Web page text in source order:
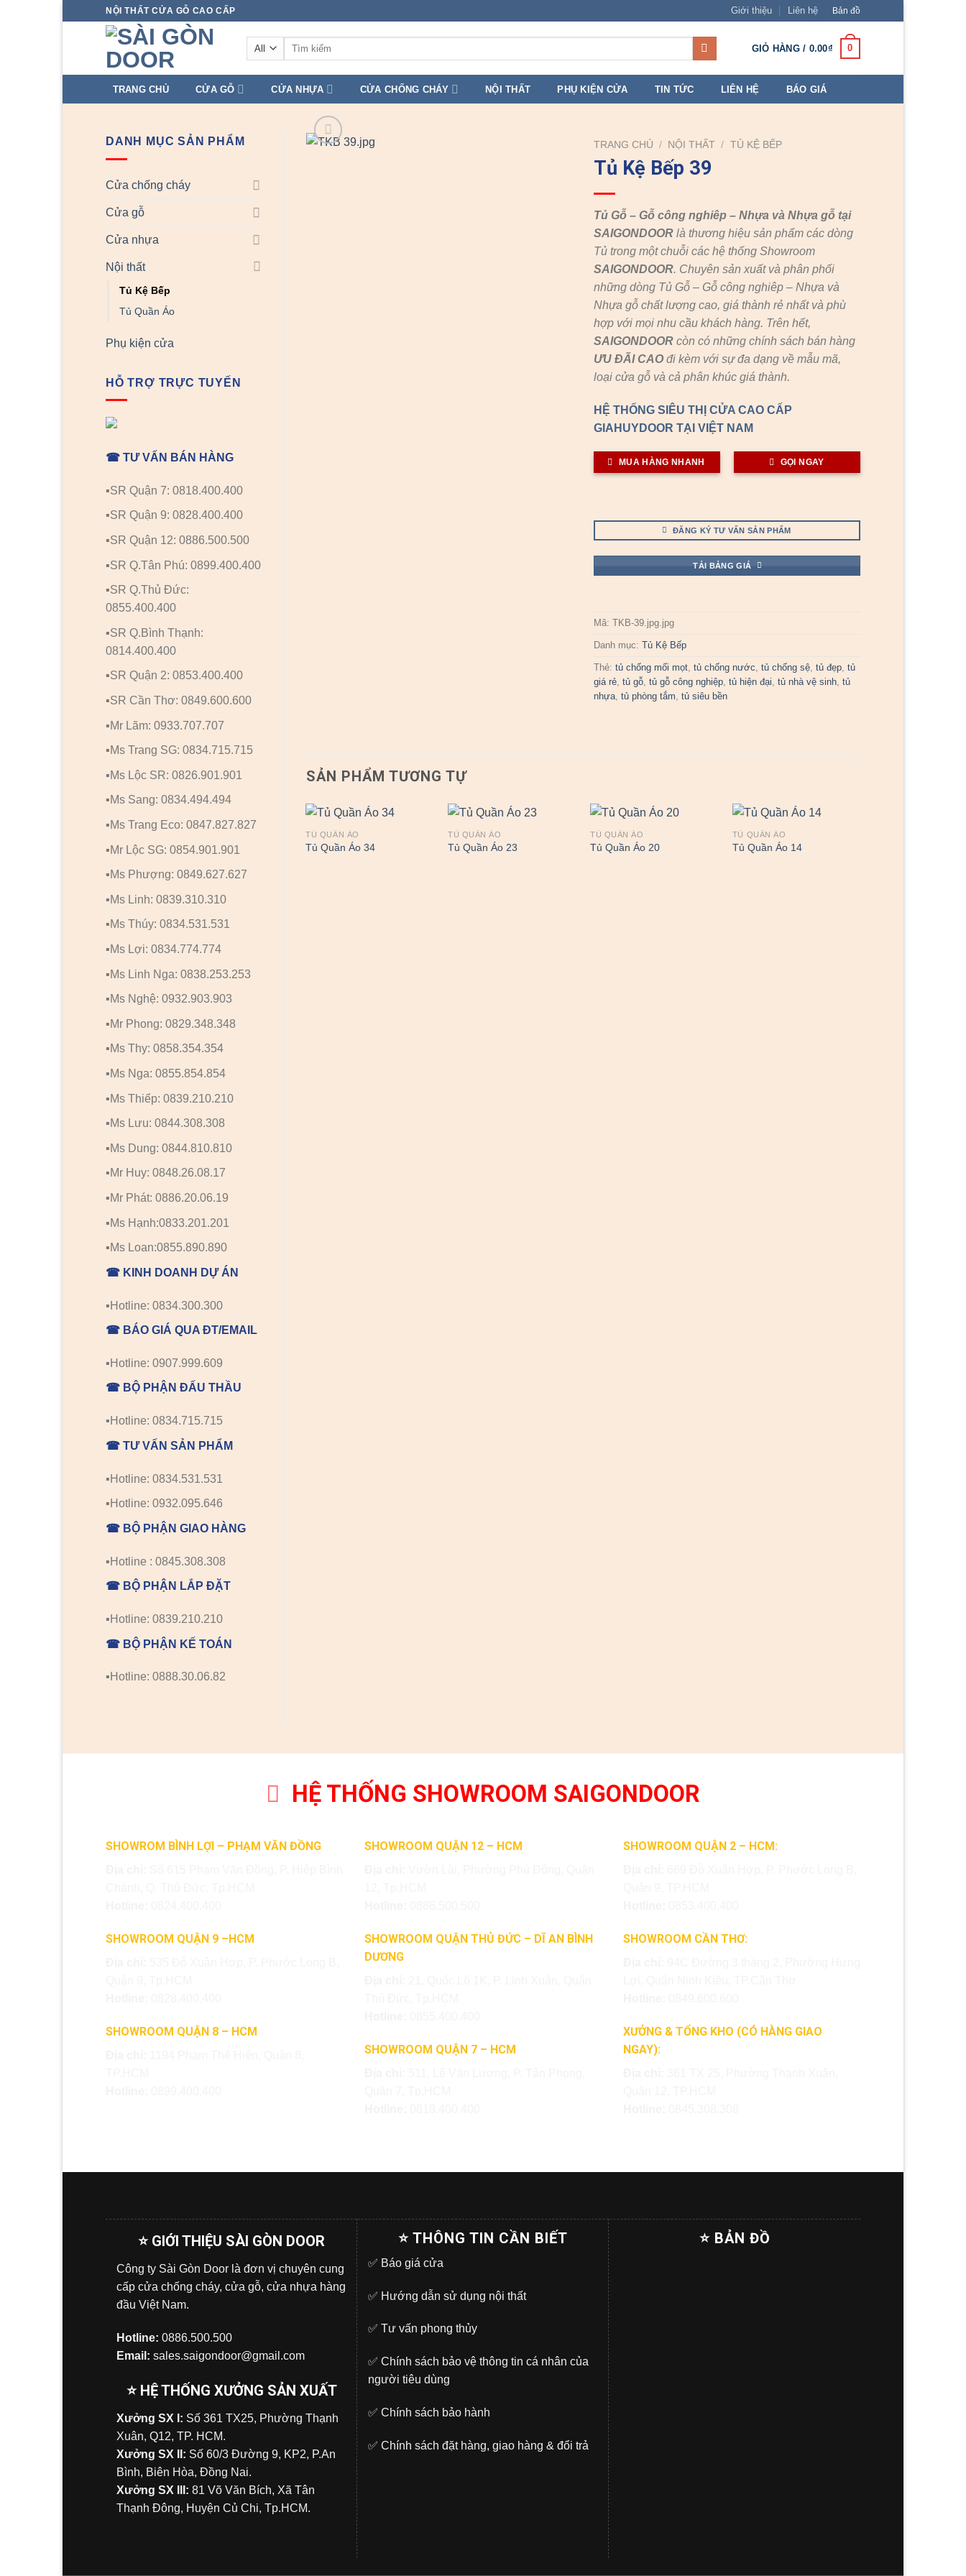
NỘI THẤT CỬA GỖ CAO CẤP Giới thiệu Liên hệ Bản đồ
Tìm
GIỎ HÀNG / 0.00₫ 0
TRANG CHỦ CỬA GỖ CỬA NHỰA CỬA CHỐNG CHÁY NỘI THẤT PHỤ KIỆN CỬA TIN TỨC LIÊN HỆ BÁO GIÁ
DANH MỤC SẢN PHẨM
Cửa chống cháy
Cửa gỗ
Cửa nhựa
Nội thất
Tủ Kệ Bếp
Tủ Quần Áo
Phụ kiện cửa
HỖ TRỢ TRỰC TUYẾN
☎ TƯ VẤN BÁN HÀNG
▪️SR Quận 7: 0818.400.400
▪️SR Quận 9: 0828.400.400
▪️SR Quận 12: 0886.500.500
▪️SR Q.Tân Phú: 0899.400.400
▪️SR Q.Thủ Đức:
0855.400.400
▪️SR Q.Bình Thạnh:
0814.400.400
▪️SR Quận 2: 0853.400.400
▪️SR Cần Thơ: 0849.600.600
▪️Mr Lãm: 0933.707.707
▪️Ms Trang SG: 0834.715.715
▪️Ms Lộc SR: 0826.901.901
▪️Ms Sang: 0834.494.494
▪️Ms Trang Eco: 0847.827.827
▪️Mr Lộc SG: 0854.901.901
▪️Ms Phượng: 0849.627.627
▪️Ms Linh: 0839.310.310
▪️Ms Thúy: 0834.531.531
▪️Ms Lợi: 0834.774.774
▪️Ms Linh Nga: 0838.253.253
▪️Ms Nghệ: 0932.903.903
▪️Mr Phong: 0829.348.348
▪️Ms Thy: 0858.354.354
▪️Ms Nga: 0855.854.854
▪️Ms Thiếp: 0839.210.210
▪️Ms Lưu: 0844.308.308
▪️Ms Dung: 0844.810.810
▪️Mr Huy: 0848.26.08.17
▪️Mr Phát: 0886.20.06.19
▪️Ms Hạnh:0833.201.201
▪️Ms Loan:0855.890.890
☎ KINH DOANH DỰ ÁN
▪️Hotline: 0834.300.300
☎ BÁO GIÁ QUA ĐT/EMAIL
▪️Hotline: 0907.999.609
☎ BỘ PHẬN ĐẤU THẦU
▪️Hotline: 0834.715.715
☎ TƯ VẤN SẢN PHẨM
▪️Hotline: 0834.531.531
▪️Hotline: 0932.095.646
☎ BỘ PHẬN GIAO HÀNG
▪️Hotline : 0845.308.308
☎ BỘ PHẬN LẮP ĐẶT
▪️Hotline: 0839.210.210
☎ BỘ PHẬN KẾ TOÁN
▪️Hotline: 0888.30.06.82
TRANG CHỦ / NỘI THẤT / TỦ KỆ BẾP
Tủ Kệ Bếp 39
Tủ Gỗ – Gỗ công nghiêp – Nhựa và Nhựa gỗ tại
SAIGONDOOR là thương hiệu sản phẩm các dòng
Tủ trong một chuỗi các hệ thống Showroom
SAIGONDOOR. Chuyên sản xuất và phân phối
những dòng Tủ Gỗ – Gỗ công nghiêp – Nhựa và
Nhựa gỗ chất lượng cao, giá thành rẻ nhất và phù
hợp với mọi nhu cầu khách hàng. Trên hết,
SAIGONDOOR còn có những chính sách bán hàng
ƯU ĐÃI CAOđi kèm với sự đa dạng về mẫu mã,
loại cửa gỗ và cả phân khúc giá thành.
HỆ THỐNG SIÊU THỊ CỬA CAO CẤP
GIAHUYDOOR TẠI VIỆT NAM
MUA HÀNG NHANH GỌI NGAY
ĐĂNG KÝ TƯ VẤN SẢN PHẨM
TẢI BẢNG GIÁ
Mã:TKB-39.jpg.jpg
Danh mục:Tủ Kệ Bếp
Thẻ:tủ chống mối mọt,tủ chống nước,tủ chống sệ,tủ đẹp,tủ
giá rẻ,tủ gỗ,tủ gỗ công nghiệp,tủ hiện đại,tủ nhà vệ sinh,tủ
nhựa,tủ phòng tắm,tủ siêu bền
SẢN PHẨM TƯƠNG TỰ
TỦ QUẦN ÁO
Tủ Quần Áo 34
TỦ QUẦN ÁO
Tủ Quần Áo 23
TỦ QUẦN ÁO
Tủ Quần Áo 20
TỦ QUẦN ÁO
Tủ Quần Áo 14
Tủ Quần Áo 30
HỆ THỐNG SHOWROOM SAIGONDOOR
SHOWROM BÌNH LỢI – PHẠM VĂN ĐỒNG
SHOWROOM QUẬN 9 –HCM
SHOWROOM QUẬN 8 – HCM
SHOWROOM QUẬN 12 – HCM
SHOWROOM QUẬN THỦ ĐỨC – DĨ AN BÌNH
DƯƠNG
SHOWROOM QUẬN 7 – HCM
SHOWROOM QUẬN 2 – HCM:
SHOWROOM CẦN THƠ:
XƯỞNG & TỔNG KHO (CÓ HÀNG GIAO
NGAY):
⭐ GIỚI THIỆU SÀI GÒN DOOR
Công ty Sài Gòn Door là đơn vị chuyên cung
cấp cửa chống cháy, cửa gỗ, cửa nhựa hàng
đầu Việt Nam.
Hotline: 0886.500.500
Email: sales.saigondoor@gmail.com
⭐ HỆ THỐNG XƯỞNG SẢN XUẤT
Xưởng SX I: Số 361 TX25, Phường Thạnh
Xuân, Q12, TP. HCM.
Xưởng SX II: Số 60/3 Đường 9, KP2, P.An
Bình, Biên Hòa, Đồng Nai.
Xưởng SX III: 81 Võ Văn Bích, Xã Tân
Thạnh Đông, Huyện Củ Chi, Tp.HCM.
⭐ THÔNG TIN CẦN BIẾT
✅ Báo giá cửa
✅ Hướng dẫn sử dụng nội thất
✅ Tư vấn phong thủy
✅ Chính sách bảo vệ thông tin cá nhân của
người tiêu dùng
✅ Chính sách bảo hành
✅ Chính sách đặt hàng, giao hàng & đổi trả
⭐ BẢN ĐỒ